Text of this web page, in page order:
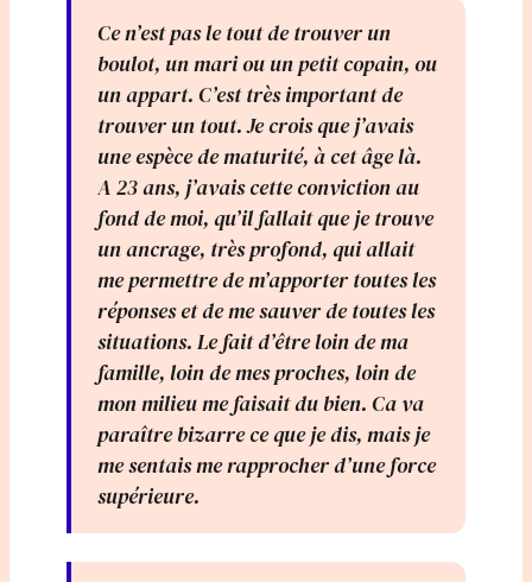
Ce n’est pas le tout de trouver un
boulot, un mari ou un petit copain, ou
un appart. C’est très important de
trouver un tout. Je crois que j’avais
une espèce de maturité, à cet âge là.
A 23 ans, j’avais cette conviction au
fond de moi, qu’il fallait que je trouve
un ancrage, très profond, qui allait
me permettre de m’apporter toutes les
réponses et de me sauver de toutes les
situations. Le fait d’être loin de ma
famille, loin de mes proches, loin de
mon milieu me faisait du bien. Ca va
paraître bizarre ce que je dis, mais je
me sentais me rapprocher d’une force
supérieure.